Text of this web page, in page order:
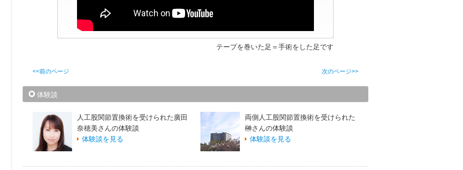
テープを巻いた足＝手術をした足です
<<前のページ 次のページ>>
体験談
人工股関節置換術を受けられた廣田
奈穂美さんの体験談
体験談を見る
両側人工股関節置換術を受けられた
榊さんの体験談
体験談を見る